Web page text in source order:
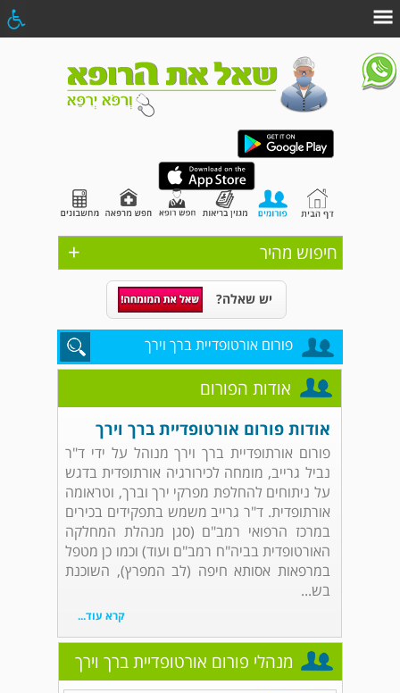
+ חיפוש מהיר
יש שאלה?
פורום אורטופדיית ברך וירך
אודות הפורום
אודות פורום אורטופדיית ברך וירך
פורום אורתופדיית ברך וירך מנוהל על ידי ד"ר
נביל גרייב, מומחה לכירורגיה אורתופדית בדגש
על ניתוחים להחלפת מפרקי ירך וברך, וטראומה
אורתופדית. ד"ר גרייב משמש בתפקידים בכירים
במרכז הרפואי רמב"ם (סגן מנהלת המחלקה
האורטופדית בביה"ח רמב"ם ועוד) וכמו כן מטפל
במרפאות אסותא חיפה (לב המפרץ), השוכנת
בש...
קרא עוד...
מנהלי פורום אורטופדיית ברך וירך